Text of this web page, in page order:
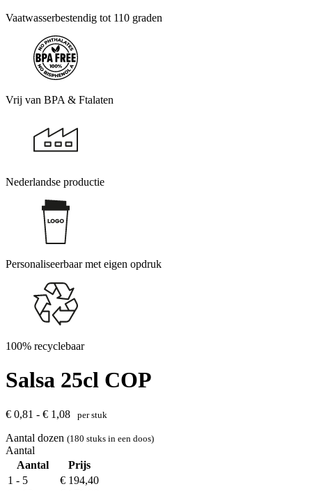
Vaatwasserbestendig tot 110 graden
Vrij van BPA & Ftalaten
Nederlandse productie
Personaliseerbaar met eigen opdruk
100% recyclebaar
Salsa 25cl COP
€ 0,81 - € 1,08 per stuk
Aantal dozen (180 stuks in een doos)
Aantal
Aantal
Prijs
1 - 5
€ 194,40